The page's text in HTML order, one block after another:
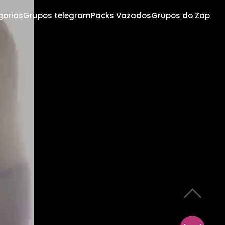
Grupos telegramPacks VazadosGrupos do Zap